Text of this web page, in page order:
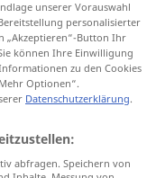
unserer Vorauswahl
personalisierter
„Akzeptieren“-Button Ihr
können Ihre Einwilligung
zu den Cookies
Optionen“.
Datenschutzerklärung.
abfragen. Speichern von